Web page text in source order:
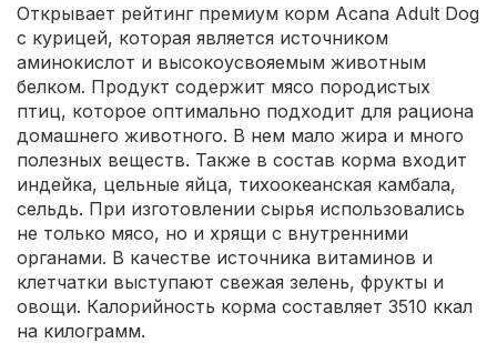
Открывает рейтинг премиум корм Acana Adult Dog
с курицей, которая является источником
аминокислот и высокоусвояемым животным
белком. Продукт содержит мясо породистых
птиц, которое оптимально подходит для рациона
домашнего животного. В нем мало жира и много
полезных веществ. Также в состав корма входит
индейка, цельные яйца, тихоокеанская камбала,
сельдь. При изготовлении сырья использовались
не только мясо, но и хрящи с внутренними
органами. В качестве источника витаминов и
клетчатки выступают свежая зелень, фрукты и
овощи. Калорийность корма составляет 3510 ккал
на килограмм.